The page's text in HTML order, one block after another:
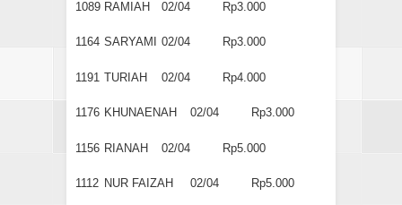
1089 RAMIAH 02/04 Rp3.000
1164 SARYAMI 02/04 Rp3.000
1191 TURIAH 02/04 Rp4.000
1176 KHUNAENAH 02/04 Rp3.000
1156 RIANAH 02/04 Rp5.000
1112 NUR FAIZAH 02/04 Rp5.000